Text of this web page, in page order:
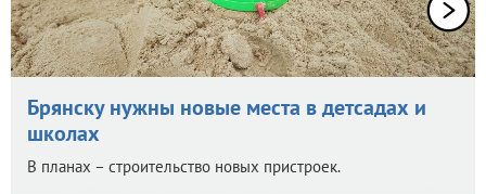
Брянску нужны новые места в детсадах и
школах
В планах – строительство новых пристроек.